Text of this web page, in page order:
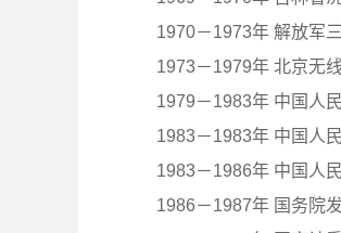
1970－1973年 解放军三
1973－1979年 北京无线
1979－1983年 中国人民
1983－1983年 中国人民
1983－1986年 中国人民
1986－1987年 国务院发